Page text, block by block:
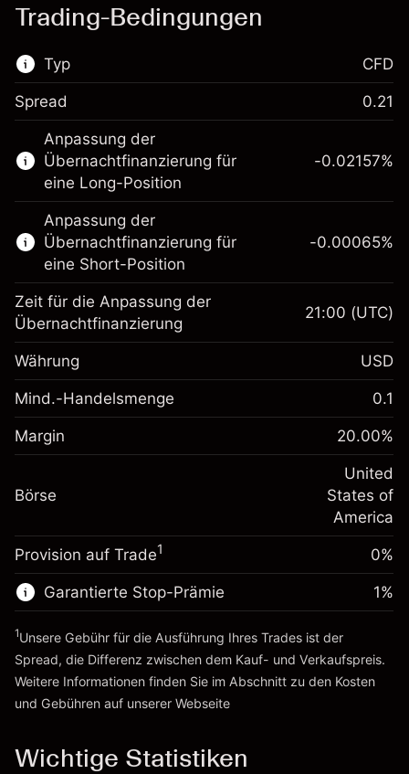
Trading-Bedingungen
Typ
Dieser Finanzmarkt steht für das CFD-
Trading zur Verfügung.
Erfahren Sie mehr über:
CFDs
CFD
Spread 0.21
Anpassung der
Übernachtfinanzierung für
eine Long-Position
Margin. Ihre Investition
$1,000.00
Anpassung der
Übernachtfinanzierung
fremdfinanzierten
(-$1.08)
~$5,000.00
Zur Plattform
-0.02157%
Anpassung der
Übernachtfinanzierung für
eine Short-Position
Margin. Ihre Investition
$1,000.00
Anpassung der
-0.000654
%
(-$0.03)
Positionsgröße mit Hebelwirkung
~$5,000.00
Geld aus Hebelwirkung ~
Zur Plattform
-0.00065%
Zeit für die Anpassung der
Übernachtfinanzierung
21:00 (UTC)
Währung USD
Mind.-Handelsmenge 0.1
Margin 20.00%
Börse
United
States of
America
Provision auf Trade1 0%
Garantierte Stop-Prämie 1%
1Unsere Gebühr für die Ausführung Ihres Trades ist der
Spread, die Differenz zwischen dem Kauf- und Verkaufspreis.
Weitere Informationen finden Sie im Abschnitt zu den Kosten
und Gebühren auf unserer Webseite
Wichtige Statistiken